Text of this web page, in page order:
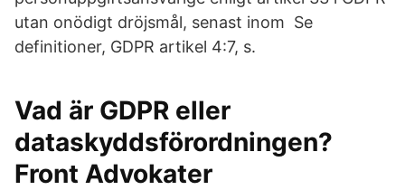
utan onödigt dröjsmål, senast inom Se
definitioner, GDPR artikel 4:7, s.
Vad är GDPR eller
dataskyddsförordningen?
Front Advokater